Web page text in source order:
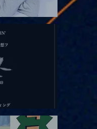
「Ballad Box 2026」